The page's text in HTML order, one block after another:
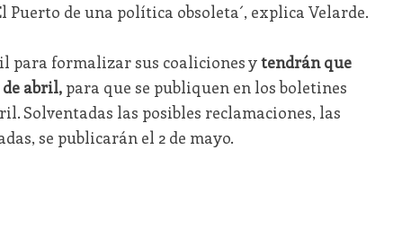
de una política obsoleta´, explica Velarde.
para formalizar sus coaliciones ytendrán que
abril,para que se publiquen en los boletines
Solventadas las posibles reclamaciones, las
se publicarán el 2 de mayo.